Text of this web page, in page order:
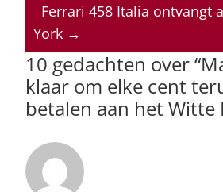
p
p
o
o
k
n s
Ferrari 458 Italia ontvangt
York →
10 gedachten over “
klaar om elke cent
betalen aan het Witte